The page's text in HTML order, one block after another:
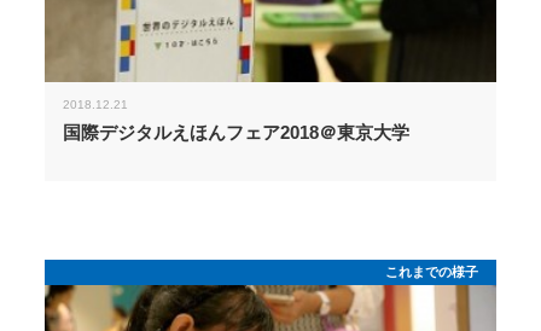
2018.12.21
国際デジタルえほんフェア2018＠東京大学
これまでの様子